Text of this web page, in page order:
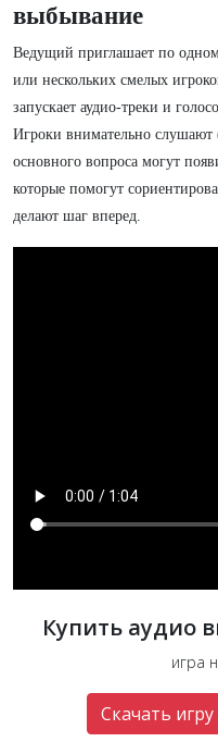
выбывание
Ведущий приглашает по
или нескольких смелых
запускает аудио-треки и
Игроки внимательно слушают
основного вопроса могут
которые помогут
делают шаг вперед.
Купить аудио
игра
Скачать